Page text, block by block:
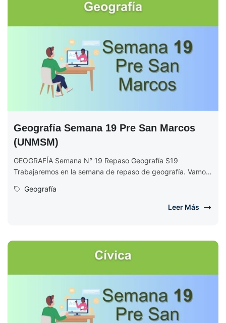
Geografía Semana 19 Pre San Marcos
(UNMSM)
GEOGRAFÍA Semana N° 19 Repaso Geografía S19
Trabajaremos en la semana de repaso de geografía. Vamos
Geografía
Leer Más